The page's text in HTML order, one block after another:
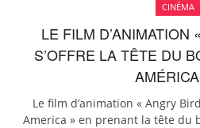
CINÉMA
LE FILM D’ANIMATION
S’OFFRE LA TÊTE DU
Le film d’animation « Angry
America » en prenant la tête du